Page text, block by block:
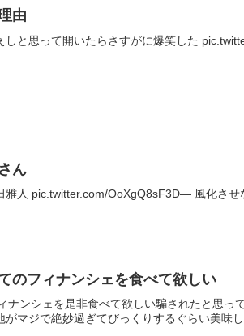
由
しと思って開いたらさすがに爆笑した
ん
雅人 pic.twitter.com/OoXgQ8sF3D— 風化さ
のフィナンシェを食べて欲しい
ンシェを是非食べて欲しい騙されたと思っ
マジで絶妙過ぎてびっくりするぐらい美味